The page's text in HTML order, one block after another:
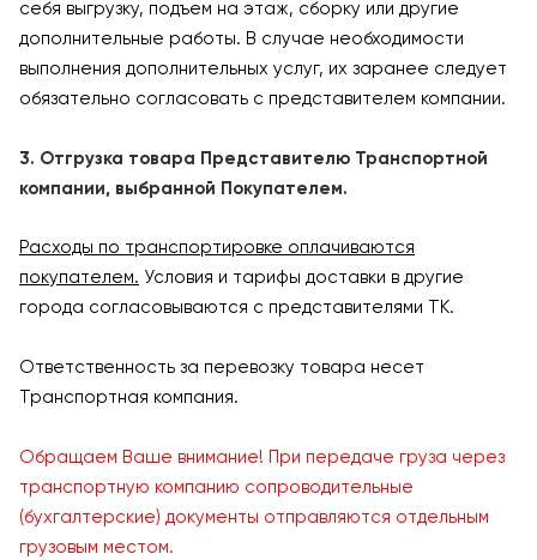
себя выгрузку, подъем на этаж, сборку или другие
дополнительные работы. В случае необходимости
выполнения дополнительных услуг, их заранее следует
обязательно согласовать с представителем компании.
3. Отгрузка товара Представителю Транспортной
компании, выбранной Покупателем.
Расходы по транспортировке оплачиваются
покупателем. Условия и тарифы доставки в другие
города согласовываются с представителями ТК.
Ответственность за перевозку товара несет
Транспортная компания.
Обращаем Ваше внимание! При передаче груза через
транспортную компанию сопроводительные
(бухгалтерские) документы отправляются отдельным
грузовым местом.